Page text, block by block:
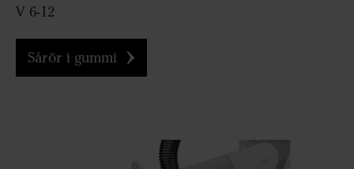
V 6-12
Sårör i gummi